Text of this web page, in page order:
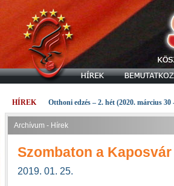
HÍREK Otthoni edzés – 2. hét (2020. március
Archívum - Hírek
Szombaton a
2019. 01. 25.